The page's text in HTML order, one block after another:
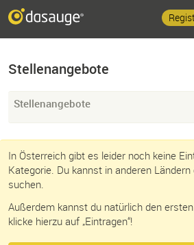
Stellenangebote
Stellenangebote
In Österreich gibt es leider noch keine
Kategorie. Du kannst in anderen
suchen.
Außerdem kannst du natürlich den
klicke hierzu auf „Eintragen“!